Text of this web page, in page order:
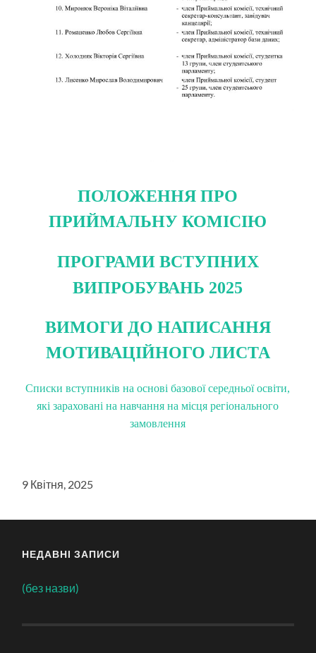
ПОЛОЖЕННЯ ПРО
ПРИЙМАЛЬНУ КОМІСІЮ
ПРОГРАМИ ВСТУПНИХ
ВИПРОБУВАНЬ 2025
ВИМОГИ ДО НАПИСАННЯ
МОТИВАЦІЙНОГО ЛИСТА
Списки вступників на основі базової середньої освіти,
які зараховані на навчання на місця регіонального
замовлення
9 Квітня, 2025
НЕДАВНІ ЗАПИСИ
(без назви)